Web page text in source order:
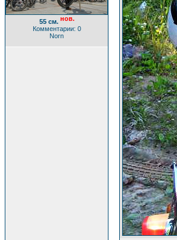
55 см. нов.
Комментарии: 0
Norn